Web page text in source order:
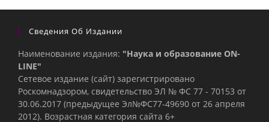
Сведения Об Издании
Наименование издания: "Наука и образование ON-
LINE"
Сетевое издание (сайт) зарегистрировано
Роскомнадзором, свидетельство ЭЛ № ФС 77 - 70153 от
30.06.2017 (предыдущее Эл№ФC77-49690 от 26 апреля
2012). Возрастная категория сайта 6+